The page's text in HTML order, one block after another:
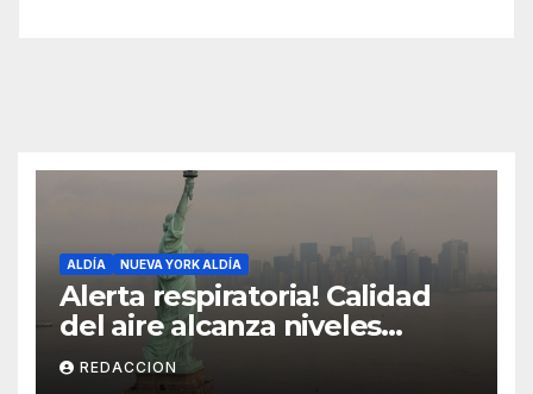
ALDÍA NUEVA YORK ALDÍA
Alerta respiratoria! Calidad
del aire alcanza niveles
peligrosos en NYC
REDACCION